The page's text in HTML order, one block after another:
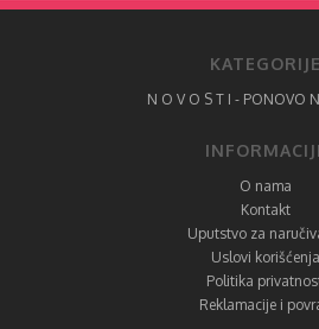
KATEGORIJE
N O V O S T I - PONOVO
O nama
Kontakt
Uputstvo za
Uslovi korišćenja
Politika
Reklamacije i